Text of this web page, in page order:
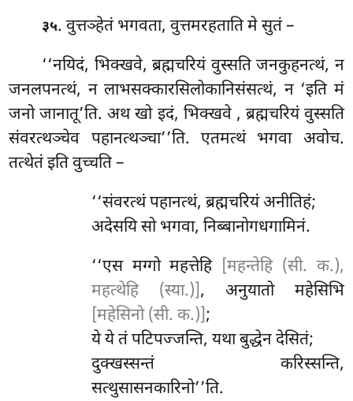
३५. वुत्तञ्हेतं भगवता, वुत्तमरहताति मे सुतं –
‘‘नयिदं, भिक्खवे, ब्रह्मचरियं वुस्सति जनकुहनत्थं, न
जनलपनत्थं, न लाभसक्कारसिलोकानिसंसत्थं, न ‘इति मं
जनो जानातू’ति. अथ खो इदं, भिक्खवे , ब्रह्मचरियं वुस्सति
संवरत्थञ्चेव पहानत्थञ्चा’’ति. एतमत्थं भगवा अवोच.
तत्थेतं इति वुच्चति –
‘‘संवरत्थं पहानत्थं, ब्रह्मचरियं अनीतिहं;
अदेसयि सो भगवा, निब्बानोगधगामिनं.
‘‘एस मग्गो महत्तेहि [महन्तेहि (सी. क.),
महत्थेहि (स्या.)], अनुयातो महेसिभि
[महेसिनो (सी. क.)];
ये ये तं पटिपज्जन्ति, यथा बुद्धेन देसितं;
दुक्खस्सन्तं करिस्सन्ति,
सत्थुसासनकारिनो’’ति.